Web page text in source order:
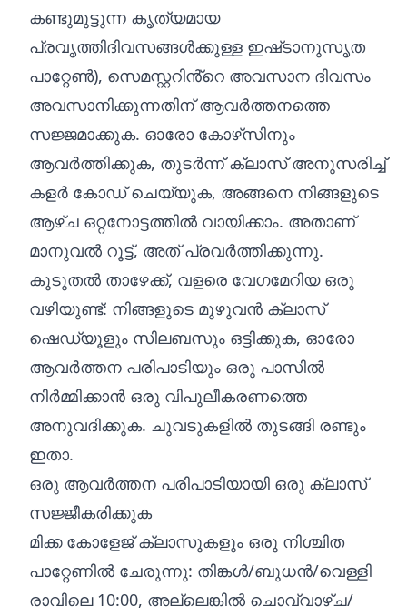
കണ്ടുമുട്ടുന്ന കൃത്യമായ
പ്രവൃത്തിദിവസങ്ങൾക്കുള്ള ഇഷ്‌ടാനുസൃത
പാറ്റേൺ), സെമസ്റ്ററിൻ്റെ അവസാന ദിവസം
അവസാനിക്കുന്നതിന് ആവർത്തനത്തെ
സജ്ജമാക്കുക. ഓരോ കോഴ്‌സിനും
ആവർത്തിക്കുക, തുടർന്ന് ക്ലാസ് അനുസരിച്ച്
കളർ കോഡ് ചെയ്യുക, അങ്ങനെ നിങ്ങളുടെ
ആഴ്‌ച ഒറ്റനോട്ടത്തിൽ വായിക്കാം. അതാണ്
മാനുവൽ റൂട്ട്, അത് പ്രവർത്തിക്കുന്നു.
കൂടുതൽ താഴേക്ക്, വളരെ വേഗമേറിയ ഒരു
വഴിയുണ്ട്: നിങ്ങളുടെ മുഴുവൻ ക്ലാസ്
ഷെഡ്യൂളും സിലബസും ഒട്ടിക്കുക, ഓരോ
ആവർത്തന പരിപാടിയും ഒരു പാസിൽ
നിർമ്മിക്കാൻ ഒരു വിപുലീകരണത്തെ
അനുവദിക്കുക. ചുവടുകളിൽ തുടങ്ങി രണ്ടും
ഇതാ.
ഒരു ആവർത്തന പരിപാടിയായി ഒരു ക്ലാസ്
സജ്ജീകരിക്കുക
മിക്ക കോളേജ് ക്ലാസുകളും ഒരു നിശ്ചിത
പാറ്റേണിൽ ചേരുന്നു: തിങ്കൾ/ബുധൻ/വെള്ളി
രാവിലെ 10:00, അല്ലെങ്കിൽ ചൊവ്വാഴ്ച/